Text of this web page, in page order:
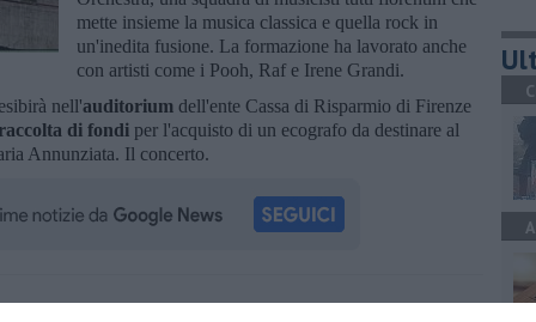
mette insieme la musica classica e quella rock in
un'inedita fusione. La formazione ha lavorato anche
con artisti come i Pooh, Raf e Irene Grandi.
nell'auditorium dell'ente Cassa di Risparmio di Firenze
raccolta di fondi per l'acquisto di un ecografo da destinare al
Annunziata. Il concerto.
iscriviti alla